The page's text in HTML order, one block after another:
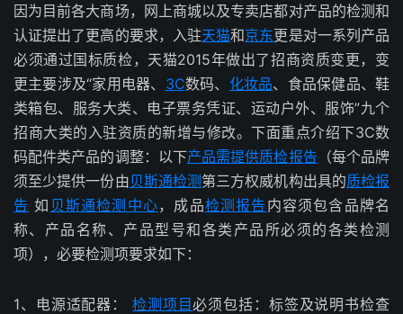
因为目前各大商场，网上商城以及专卖店都对产品的检测和
认证提出了更高的要求，入驻天猫和京东更是对一系列产品
必须通过国标质检，天猫2015年做出了招商资质变更，变
更主要涉及“家用电器、 3C数码、 化妆品、食品保健品、鞋
类箱包、服务大类、电子票务凭证、运动户外、服饰”九个
招商大类的入驻资质的新增与修改。下面重点介绍下3C数
码配件类产品的调整：以下产品需提供质检报告 （每个品牌
须至少提供一份由贝斯通检测第三方权威机构出具的质检报
告 如 贝斯通检测中心，成品检测报告 内容须包含品牌名
称、产品名称、产品型号和各类产品所必须的各类检测
项），必要检测项要求如下：
1、电源适配器： 检测项目必须包括：标签及说明书检查